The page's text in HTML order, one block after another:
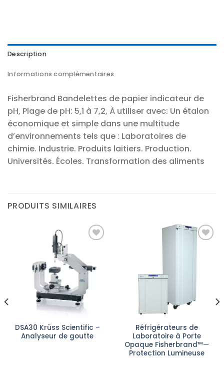
Description
Informations complémentaires
Fisherbrand Bandelettes de papier indicateur de
pH, Plage de pH: 5,1 à 7,2, À utiliser avec: Un étalon
économique et simple dans une multitude
d’environnements tels que : Laboratoires de
chimie. Industrie. Produits laitiers. Production.
Universités. Écoles. Transformation des aliments
PRODUITS SIMILAIRES
Ajouter
à la liste
d’envies
DSA30 Krüss Scientific –
Analyseur de goutte
Réfrigérateurs de
Laboratoire à Porte
Opaque Fisherbrand™—
Protection Lumineuse